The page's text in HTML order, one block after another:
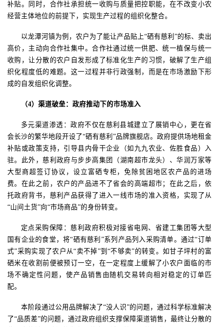
补贴。同时 ， 合作社承担统一收购与质量把控职能，在不改变小农
经营主体地位的前提下，实现生产过程的组织化整合。
以龙潭河镇为例，农户为 了能让产品贴上“硒有慈利 ”的标、卖出
高价，主动向合作社集中。合作社通过统一供肥、统一植保与统一
收购，让分散的农户自发形成了标准化生产的习惯，破解了生产组
织化程度低的难题。这一过程并非行政强制，而是在市场激励下形
成的自发组织化调整。
（4）渠道破垒：政府推动下的市场准入
多元渠道渗透：政府不仅在慈利县城建立了展销中心，更在省
会长沙的繁华地段开设了“硒有慈利”品牌旗舰店。政府提供场地租金
补贴或政策支持，引导县内骨干企业（如九九农业、佐胜食品）入
驻。此外，慈利政府与步步高集团（湖南超市龙头）、华润万家等
大型商超签订协议 ， 设立富硒专柜，免除贫困地区农产品的进场
费。在此之前，农户的产品进不了省会的高端超市；在此之后，依
托政府背书，慈利产品获得了进入一线市场的准入资格，实现了从
“山间土货”向“市场商品”的身份转变。
定点采购保障：慈利政府积极对接省电网、省建工集团等大型
国有企业的食堂，将“硒有慈利”系列产品列入采购清单。通过“订单
式”采购实现了农户从“卖不掉”到“不够卖”的转变。如甘子坪村的富
硒米在收割前便被预订一空，在一定程度上缓解了小农户面临的市
场不确定性问题，使产品销售由随机交易转向相对稳定的订单匹
配。
本阶段通过公用品牌解决了“没人识”的问题，通过科学标准解决
了“品质差”的问题，通过政府组织支撑保障渠道销售，最终让分散的